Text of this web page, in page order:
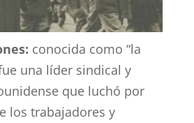
conocida como “la
una líder sindical y
que luchó por
los trabajadores y